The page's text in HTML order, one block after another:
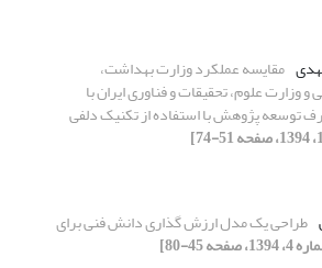
مقایسه عملکرد وزارت بهداشت،
علوم، تحقیقات و فناوری ایران با
توسعه پژوهش با استفاده از تکنیک دلفی
طراحی یک مدل ارزش گذاری دانش فنی برای